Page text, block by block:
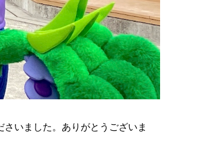
いました。ありがとうございま